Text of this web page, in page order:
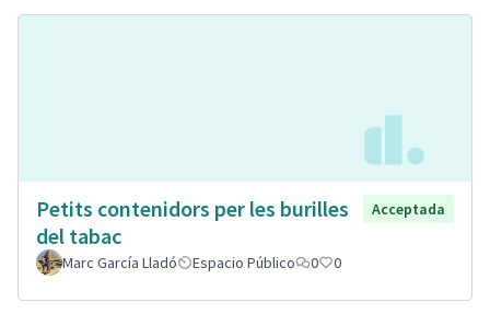
Petits contenidors per les burilles
del tabac
Acceptada
Marc García Lladó Espacio Público 0 0